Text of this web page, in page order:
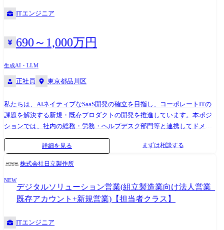
オープンポジションにつき、希望する役割を面談の中ですり合わせ可能
です。 ●配属先想定プロダクト freeeのプロダクトでもコア領域と位置づ
た継続的な成長と、それゆえの構造的転換期を迎えています。 ※当ポジ
ションは以下のいずれかのポジションを中心にこれまでのご経験や今後
化を図ります。 あわせてAIエージェントによるDone for you体験の提供
えた「統合型経営プラットフォーム」への進化と、開発基盤の高度化を
目指しています。 ・freee申告 確定申告に代表される税務申告というfreee
社の中でも屈指のドメインの難しさを扱うプロダクトであり、それを大
規模なプロダクトに落とし込んでいく難しさと面白さを体験出来ます。
また、一般的な会社員だけでなく、税理士を始めとした士業の方にも利
用されており、プロに使われるプロダクトとしての高い品質も問われま
されており、サービスの力で社会を変えるまたとないチャンスに恵まれ
ています。 ・freee人事労務 freee社の中で会計と並ぶコアサービスとし
て、数万の事業所、数百万の従業員の給与計算を日々支えています。 従
そのそれぞれの法制度の深さがあり、難易度の高い開発を経験できま
ITエンジニア
690～1,000万円
生成AI・LLM
正社員 東京都品川区
私たちは、AIネイティブなSaaS開発の確立を目指し、コーポレートITの
課題を解決する新規・既存プロダクトの開発を推進しています。本ポジ
ションでは、社内の総務・労務・ヘルプデスク部門等と連携してドメイ
ン知識を深めながら、AI技術を活用したWebアプリケーション開発を担
っていただきます。将来的には、率先して難易度の高い業務に取り組
み、全社にとって重要なインパクトが期待される領域においてリーダー
トリード(PdL)としての活躍を期待しています 。 ●現状の課題/今後取り
組みたいこと 当部門は企業の基盤を支える重要な存在です。私たちは、
AIヘルプデスクのプロダクトを単なる「便利なツール」にとどめず、
ることを目指しています。 総務・労務などバックオフィス業務のドメイ
詳細を見る まずは相談する
株式会社日立製作所
NEW
デジタルソリューション営業(組立製造業向け法人営業_
既存アカウント+新規営業)【担当者クラス】
ITエンジニア